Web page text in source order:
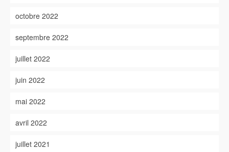
octobre 2022
septembre 2022
juillet 2022
juin 2022
mai 2022
avril 2022
juillet 2021